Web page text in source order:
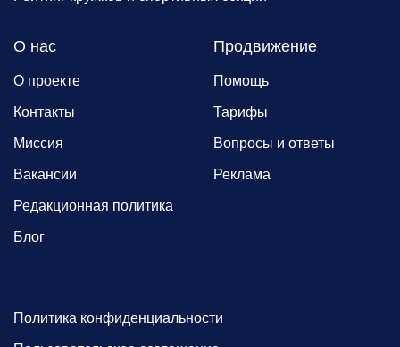
О нас
О проекте
Контакты
Миссия
Вакансии
Редакционная политика
Блог
Продвижение
Помощь
Тарифы
Вопросы и ответы
Реклама
Политика конфиденциальности